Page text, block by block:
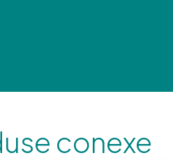
conexe